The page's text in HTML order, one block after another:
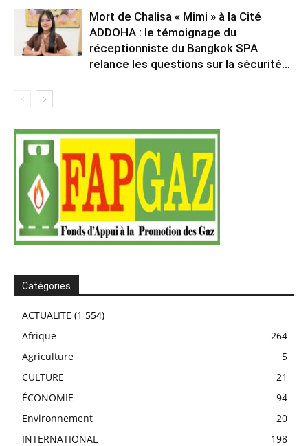
Mort de Chalisa « Mimi » à la Cité
ADDOHA : le témoignage du
réceptionniste du Bangkok SPA
relance les questions sur la sécurité...
Catégories
ACTUALITE (1 554)
Afrique
264
Agriculture
5
CULTURE
21
ÉCONOMIE
94
Environnement
20
INTERNATIONAL
198